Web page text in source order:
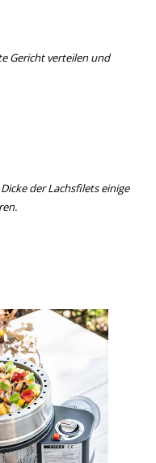
Gericht verteilen und
der Lachsfilets einige